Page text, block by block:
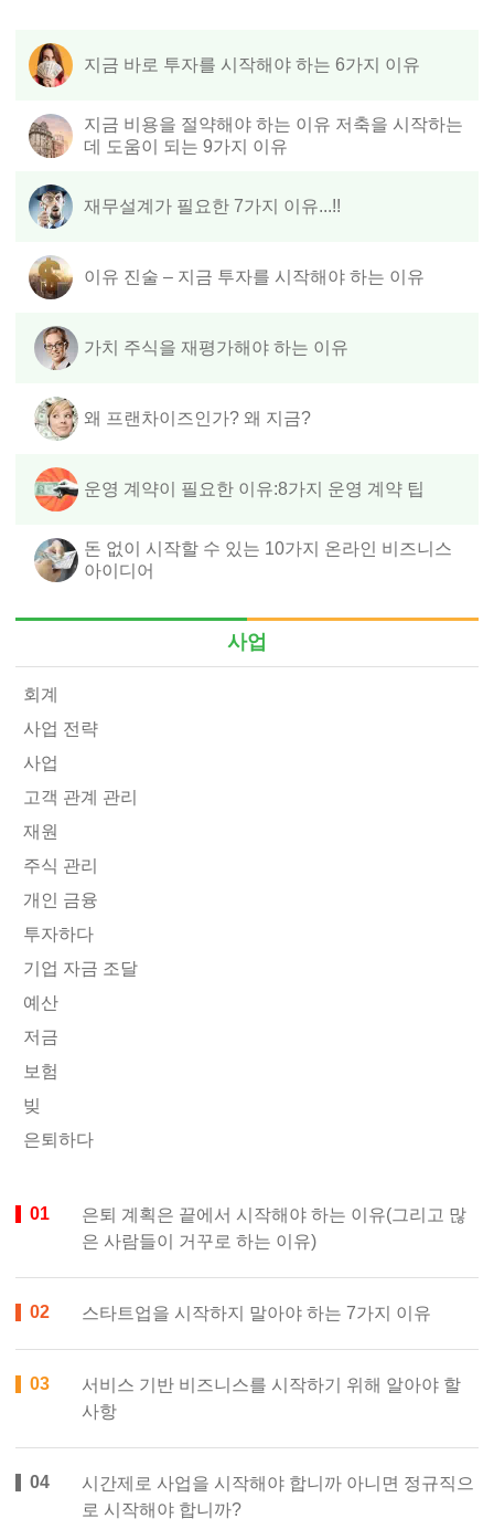
지금 바로 투자를 시작해야 하는 6가지 이유
지금 비용을 절약해야 하는 이유 저축을 시작하는
데 도움이 되는 9가지 이유
재무설계가 필요한 7가지 이유...!!
이유 진술 – 지금 투자를 시작해야 하는 이유
가치 주식을 재평가해야 하는 이유
왜 프랜차이즈인가? 왜 지금?
운영 계약이 필요한 이유:8가지 운영 계약 팁
돈 없이 시작할 수 있는 10가지 온라인 비즈니스
아이디어
사업
회계
사업 전략
사업
고객 관계 관리
재원
주식 관리
개인 금융
투자하다
기업 자금 조달
예산
저금
보험
빚
은퇴하다
은퇴 계획은 끝에서 시작해야 하는 이유(그리고 많
은 사람들이 거꾸로 하는 이유)
스타트업을 시작하지 말아야 하는 7가지 이유
서비스 기반 비즈니스를 시작하기 위해 알아야 할
사항
시간제로 사업을 시작해야 합니까 아니면 정규직으
로 시작해야 합니까?